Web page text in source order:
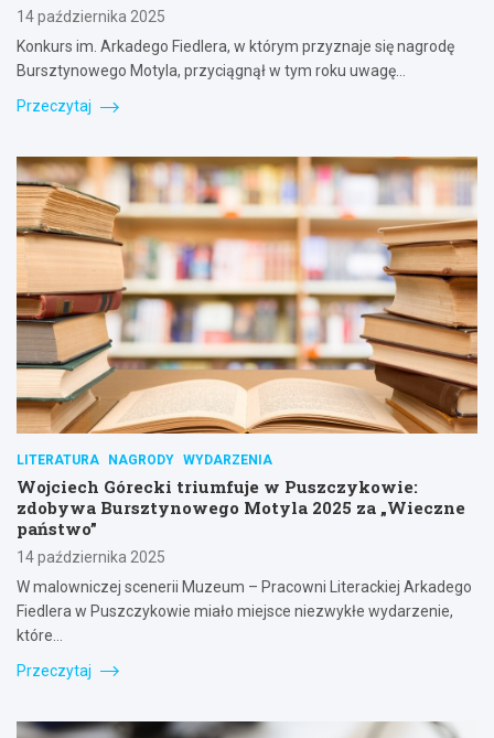
14 października 2025
Konkurs im. Arkadego Fiedlera, w którym przyznaje się nagrodę
Bursztynowego Motyla, przyciągnął w tym roku uwagę…
Przeczytaj
LITERATURA NAGRODY WYDARZENIA
Wojciech Górecki triumfuje w Puszczykowie:
zdobywa Bursztynowego Motyla 2025 za „Wieczne
państwo”
14 października 2025
W malowniczej scenerii Muzeum – Pracowni Literackiej Arkadego
Fiedlera w Puszczykowie miało miejsce niezwykłe wydarzenie,
które…
Przeczytaj